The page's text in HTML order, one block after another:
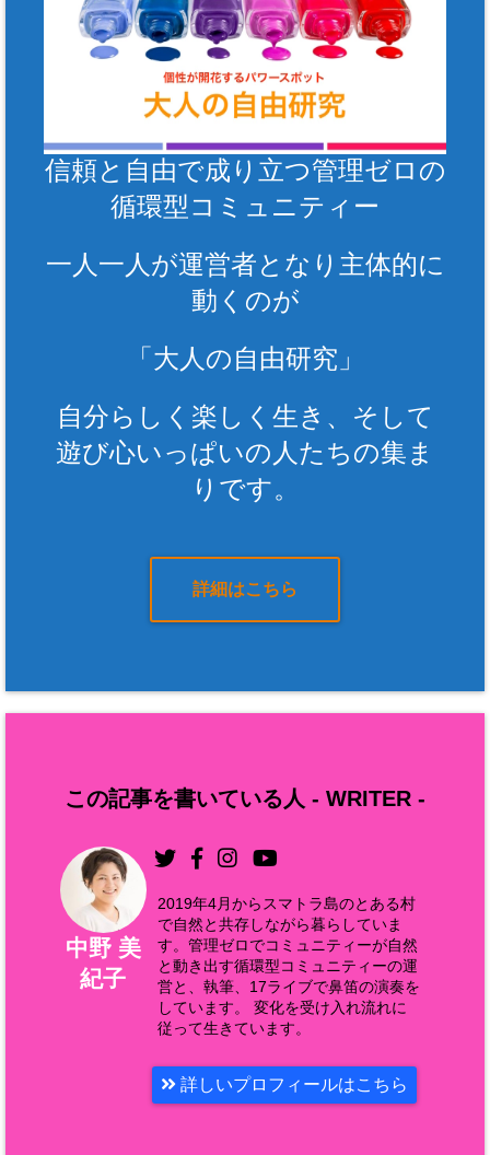
信頼と自由で成り立つ管理ゼロの
循環型コミュニティー
一人一人が運営者となり主体的に
動くのが
「大人の自由研究」
自分らしく楽しく生き、そして
遊び心いっぱいの人たちの集ま
りです。
詳細はこちら
この記事を書いている人 - WRITER -
中野 美
紀子
2019年4月からスマトラ島のとある村
で自然と共存しながら暮らしていま
す。管理ゼロでコミュニティーが自然
と動き出す循環型コミュニティーの運
営と、執筆、17ライブで鼻笛の演奏を
しています。 変化を受け入れ流れに
従って生きています。
詳しいプロフィールはこちら